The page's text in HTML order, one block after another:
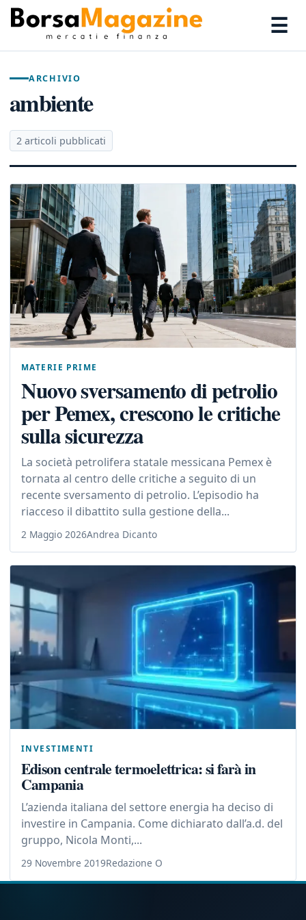
☰
ARCHIVIO
ambiente
2 articoli pubblicati
MATERIE PRIME
Nuovo sversamento di petrolio
per Pemex, crescono le critiche
sulla sicurezza
La società petrolifera statale messicana Pemex è
tornata al centro delle critiche a seguito di un
recente sversamento di petrolio. L’episodio ha
riacceso il dibattito sulla gestione della...
2 Maggio 2026Andrea Dicanto
INVESTIMENTI
Edison centrale termoelettrica: si farà in
Campania
L’azienda italiana del settore energia ha deciso di
investire in Campania. Come dichiarato dall’a.d. del
gruppo, Nicola Monti,...
29 Novembre 2019Redazione O